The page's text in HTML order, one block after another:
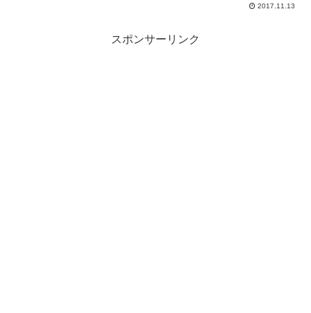
2017.11.13
スポンサーリンク